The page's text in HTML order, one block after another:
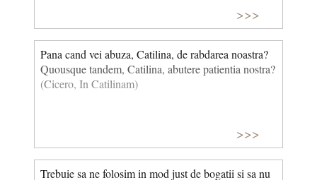
>>>
Pana cand vei abuza, Catilina, de rabdarea noastra?
Quousque tandem, Catilina, abutere patientia nostra?
(Cicero, In Catilinam)
>>>
Trebuie sa ne folosim in mod just de bogatii si sa nu